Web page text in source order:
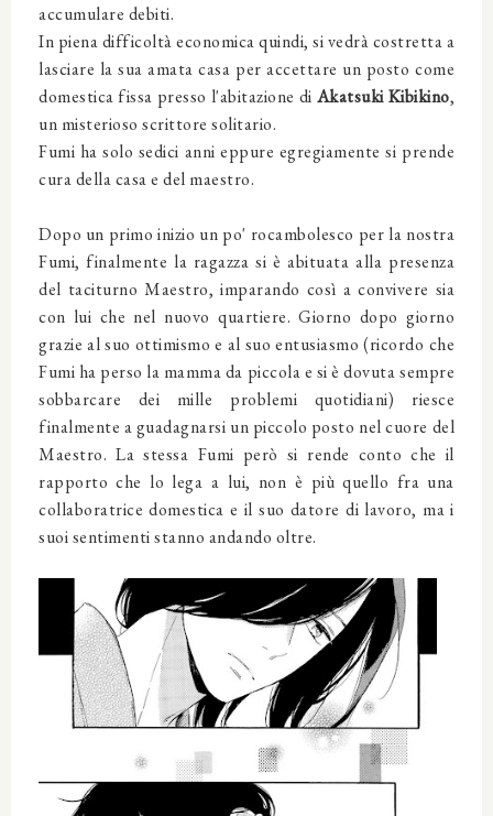
accumulare debiti.
In piena difficoltà economica quindi, si vedrà costretta a
lasciare la sua amata casa per accettare un posto come
domestica fissa presso l'abitazione di Akatsuki Kibikino,
un misterioso scrittore solitario.
Fumi ha solo sedici anni eppure egregiamente si prende
cura della casa e del maestro.
Dopo un primo inizio un po' rocambolesco per la nostra
Fumi, finalmente la ragazza si è abituata alla presenza
del taciturno Maestro, imparando così a convivere sia
con lui che nel nuovo quartiere. Giorno dopo giorno
grazie al suo ottimismo e al suo entusiasmo (ricordo che
Fumi ha perso la mamma da piccola e si è dovuta sempre
sobbarcare dei mille problemi quotidiani) riesce
finalmente a guadagnarsi un piccolo posto nel cuore del
Maestro. La stessa Fumi però si rende conto che il
rapporto che lo lega a lui, non è più quello fra una
collaboratrice domestica e il suo datore di lavoro, ma i
suoi sentimenti stanno andando oltre.